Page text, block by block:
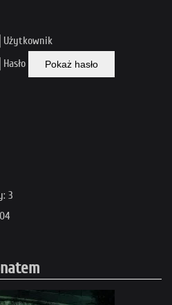
Użytkownik
Hasło
Pokaż hasło
3